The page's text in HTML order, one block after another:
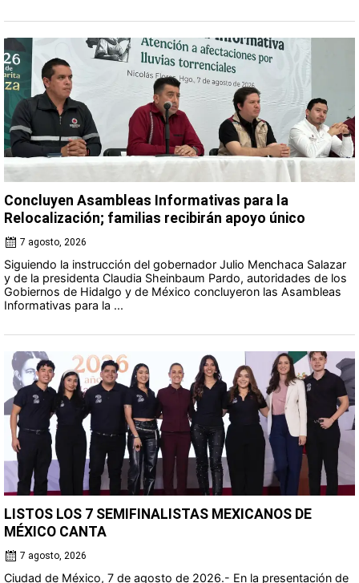
Concluyen Asambleas Informativas para la
Relocalización; familias recibirán apoyo único
7 agosto, 2026
Siguiendo la instrucción del gobernador Julio Menchaca Salazar
y de la presidenta Claudia Sheinbaum Pardo, autoridades de los
Gobiernos de Hidalgo y de México concluyeron las Asambleas
Informativas para la ...
LISTOS LOS 7 SEMIFINALISTAS MEXICANOS DE
MÉXICO CANTA
7 agosto, 2026
Ciudad de México, 7 de agosto de 2026.- En la presentación de